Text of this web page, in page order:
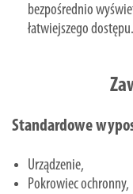
bezpośrednio
łatwiejszego dostępu.
Standardowe
Urządzenie,
Pokrowiec ochronny,